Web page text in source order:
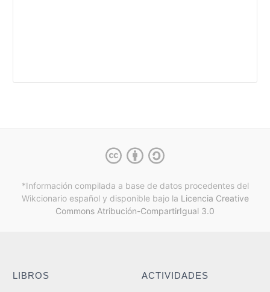
*Información compilada a base de datos procedentes del
Wikcionario español y disponible bajo la Licencia Creative
Commons Atribución-CompartirIgual 3.0
LIBROS ACTIVIDADES